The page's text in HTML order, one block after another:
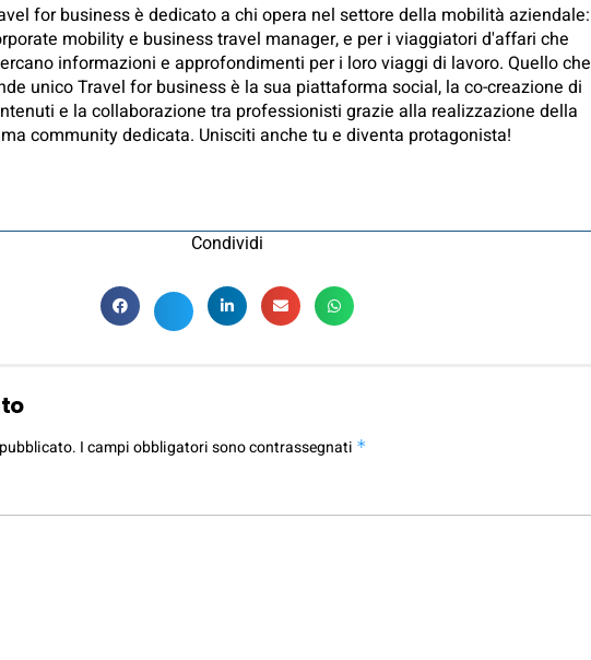
for business è dedicato a chi opera nel settore della mobilità aziendale:
mobility e business travel manager, e per i viaggiatori d'affari che
informazioni e approfondimenti per i loro viaggi di lavoro. Quello che
unico Travel for business è la sua piattaforma social, la co-creazione di
e la collaborazione tra professionisti grazie alla realizzazione della
community dedicata. Unisciti anche tu e diventa protagonista!
Condividi
I campi obbligatori sono contrassegnati *